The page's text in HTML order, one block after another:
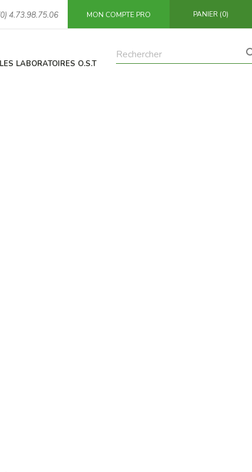
4.73.98.75.06 MON COMPTE PRO PANIER (0)
LES LABORATOIRES O.S.T